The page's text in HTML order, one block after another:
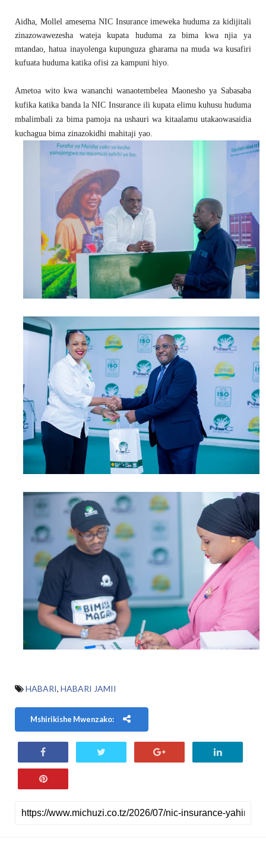
Aidha, Mollel amesema NIC Insurance imeweka huduma za kidijitali
zinazowawezesha wateja kupata huduma za bima kwa njia ya
mtandao, hatua inayolenga kupunguza gharama na muda wa kusafiri
kufuata huduma katika ofisi za kampuni hiyo.
Ametoa wito kwa wananchi wanaotembelea Maonesho ya Sabasaba
kufika katika banda la NIC Insurance ili kupata elimu kuhusu huduma
mbalimbali za bima pamoja na ushauri wa kitaalamu utakaowasaidia
kuchagua bima zinazokidhi mahitaji yao.
HABARI, HABARI JAMII
Mshirikishe Mwenzako: